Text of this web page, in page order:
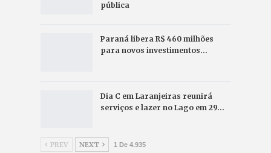
pública
Paraná libera R$ 460 milhões
para novos investimentos…
Dia C em Laranjeiras reunirá
serviços e lazer no Lago em 29…
PREV NEXT 1 De 4.935